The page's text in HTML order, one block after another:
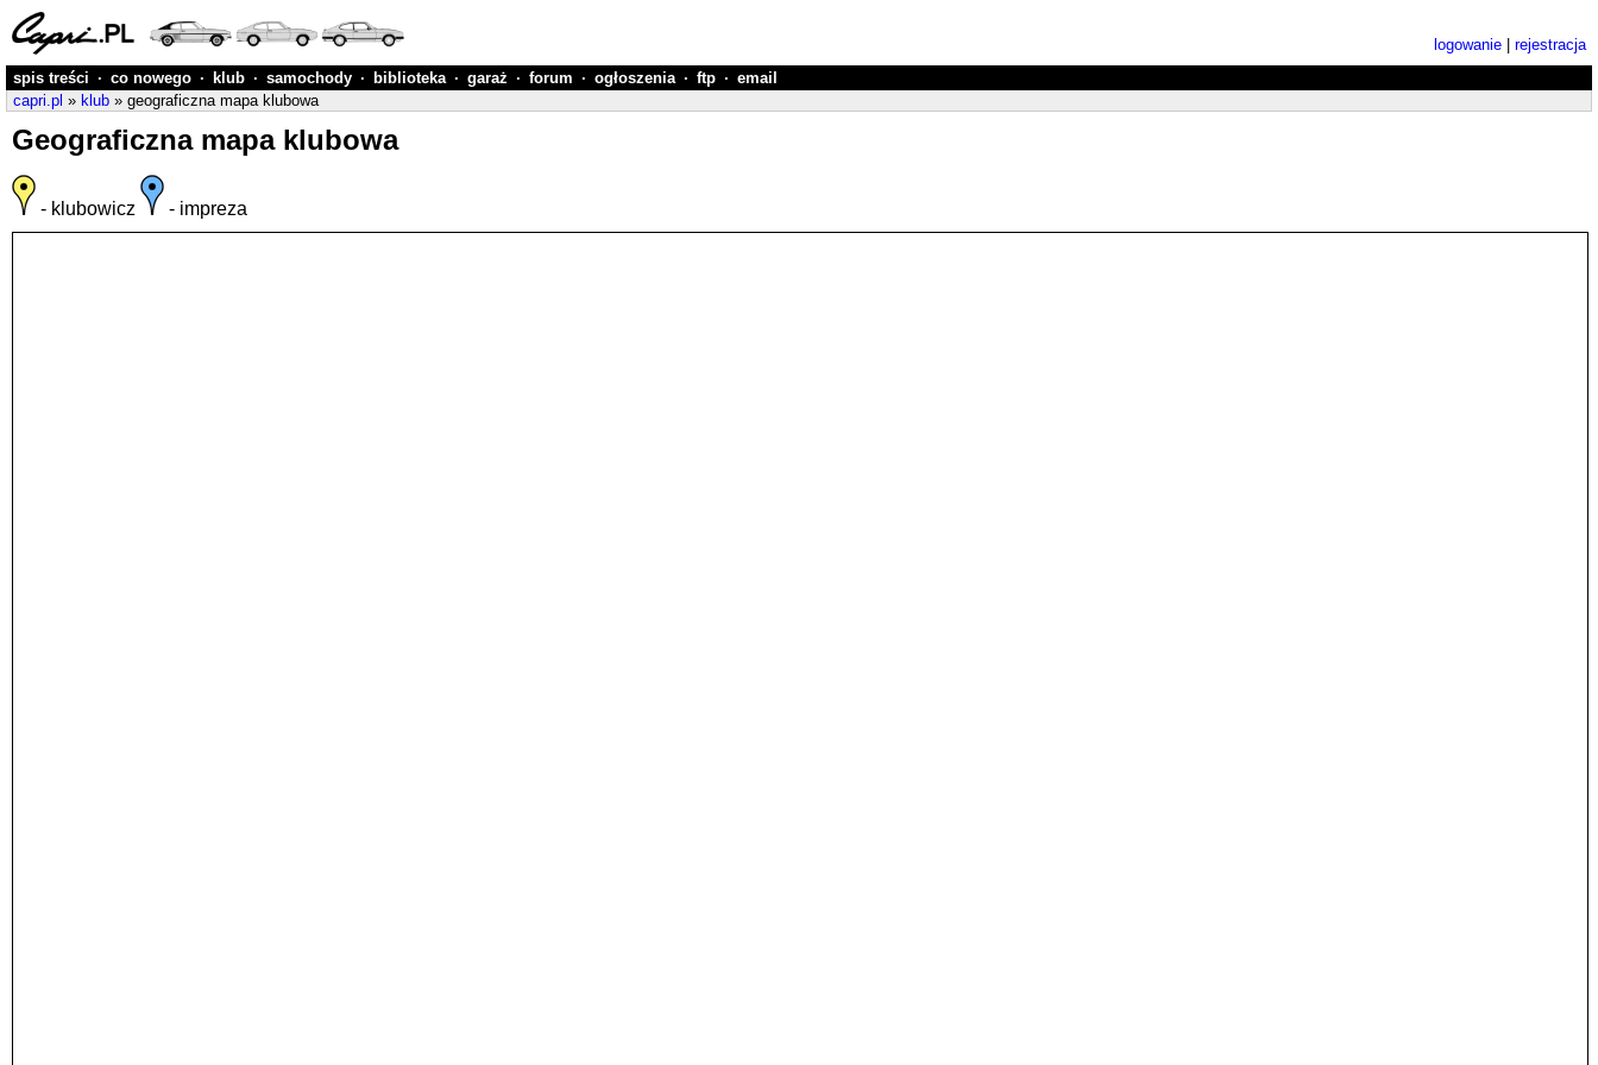
logowanie
rejestracja
spis treści · co nowego · klub · samochody · biblioteka · garaż · forum · ogłoszenia · ftp · email
capri.pl » klub » geograficzna mapa klubowa
Geograficzna mapa klubowa
- klubowicz - impreza